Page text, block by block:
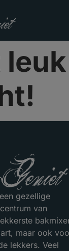
gezellige
van
maar ook
lekkers. Veel